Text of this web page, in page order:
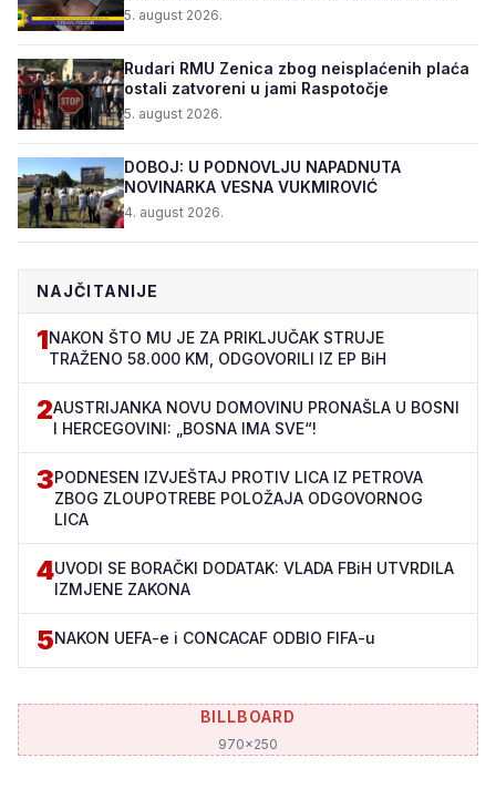
5. august 2026.
Rudari RMU Zenica zbog neisplaćenih plaća
ostali zatvoreni u jami Raspotočje
5. august 2026.
DOBOJ: U PODNOVLJU NAPADNUTA
NOVINARKA VESNA VUKMIROVIĆ
4. august 2026.
NAJČITANIJE
1NAKON ŠTO MU JE ZA PRIKLJUČAK STRUJE
TRAŽENO 58.000 KM, ODGOVORILI IZ EP BiH
2AUSTRIJANKA NOVU DOMOVINU PRONAŠLA U BOSNI
I HERCEGOVINI: „BOSNA IMA SVE“!
3PODNESEN IZVJEŠTAJ PROTIV LICA IZ PETROVA
ZBOG ZLOUPOTREBE POLOŽAJA ODGOVORNOG
LICA
4UVODI SE BORAČKI DODATAK: VLADA FBiH UTVRDILA
IZMJENE ZAKONA
5NAKON UEFA-e i CONCACAF ODBIO FIFA-u
BILLBOARD
970x250